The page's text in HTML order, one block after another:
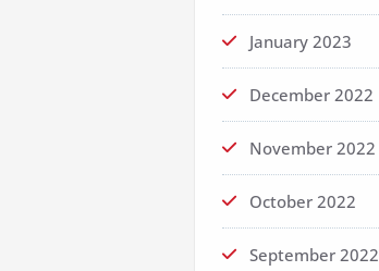
January 2023
December 2022
November 2022
October 2022
September 2022